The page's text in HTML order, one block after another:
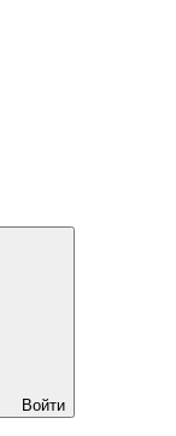
Войти